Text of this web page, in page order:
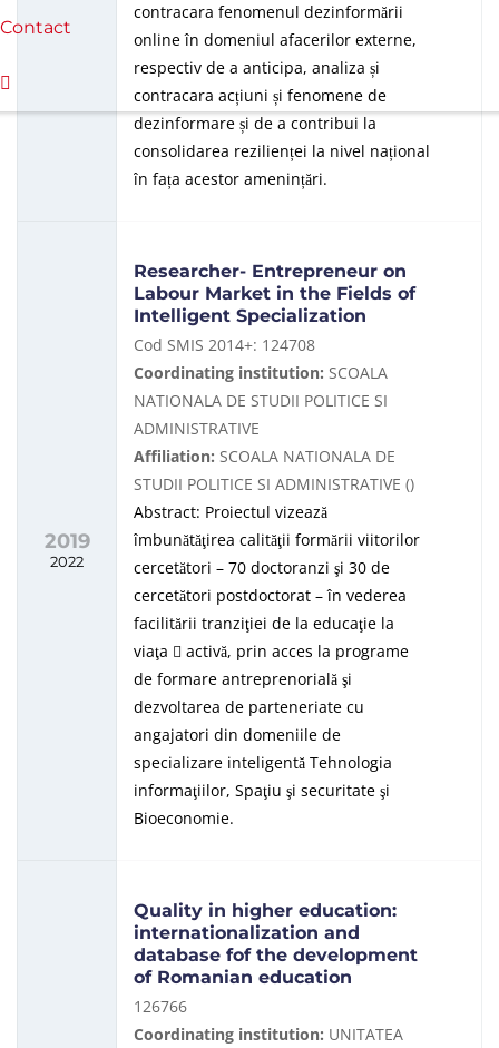
Contact
contracara fenomenul dezinformării
online în domeniul afacerilor externe,
respectiv de a anticipa, analiza și
contracara acțiuni și fenomene de
dezinformare și de a contribui la
consolidarea rezilienței la nivel național
în fața acestor amenințări.
2019
2022
Researcher- Entrepreneur on
Labour Market in the Fields of
Intelligent Specialization
Cod SMIS 2014+: 124708
Coordinating institution: SCOALA
NATIONALA DE STUDII POLITICE SI
ADMINISTRATIVE
Affiliation: SCOALA NATIONALA DE
STUDII POLITICE SI ADMINISTRATIVE ()
Abstract: Proiectul vizează
îmbunătăţirea calităţii formării viitorilor
cercetători – 70 doctoranzi şi 30 de
cercetători postdoctorat – în vederea
facilitării tranziţiei de la educaţie la
viaţa
activă, prin acces la programe
de formare antreprenorială şi
dezvoltarea de parteneriate cu
angajatori din domeniile de
specializare inteligentă Tehnologia
informaţiilor, Spaţiu şi securitate şi
Bioeconomie.
Quality in higher education:
internationalization and
database fof the development
of Romanian education
126766
Coordinating institution: UNITATEA